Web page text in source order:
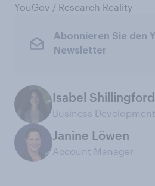
YouGov / Research Reality
Abonnieren Sie den
Newsletter
Isabel Shillingford
Business
Janine Löwen
Account Manager